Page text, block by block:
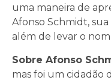
uma maneira de
Afonso Schmidt,
além de levar o
Sobre Afonso
mas foi um cidadão